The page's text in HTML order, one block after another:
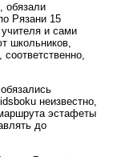
обязали
Рязани 15
и сами
школьников,
неизвестно,
эстафеты
до